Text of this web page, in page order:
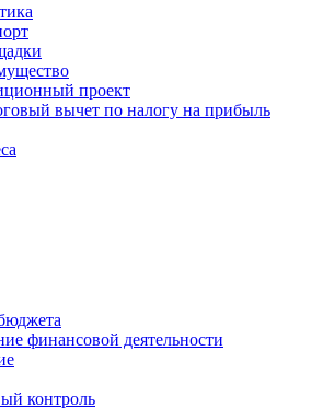
проект
вычет по налогу на прибыль
финансовой деятельности
контроль